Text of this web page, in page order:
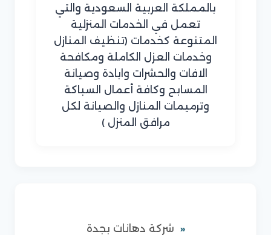
بالمملكة العربية السعودية والتي
تعمل في الخدمات المنزلية
المتنوعة كخدمات (تنظيف المنازل
وخدمات العزل الكاملة ومكافحة
الافات والحشرات وابادة وصيانة
المسابح وكافة أعمال السباكة
وترميمات المنازل والصيانة لكل
مرافق المنزل )
شركة دهانات بجدة